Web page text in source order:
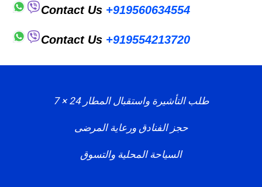
Contact Us +919560634554
Contact Us +919554213720
طلب التأشيرة واستقبال المطار 24 × 7
حجز الفنادق ورعاية المرضى
السياحة المحلية والتسوق